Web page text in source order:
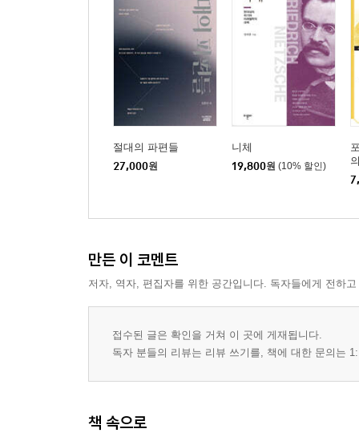
니체의 산책은 치유와 기다림을 닮았다
완전한 삶의 주인이 되는 여정
니체에게 음악은 영혼의 호흡이다
제대로 읽고 쓰면 사람이 달라진다
함께한 우정의 길마저 넘어서야 할 산이다
건강한 사랑은 결실을 낳는다
사유는 인간을 더 큰 세계로 이끈다
절대의 파편들
27,000원
니체
19,800원 (10% 할인)
만든 이 코멘트
저자, 역자, 편집자를 위한 공간입니다. 독자들에게 전하
접수된 글은 확인을 거쳐 이 곳에 게재됩니다.
독자 분들의 리뷰는 리뷰 쓰기를, 책에 대한 문의는
책 속으로